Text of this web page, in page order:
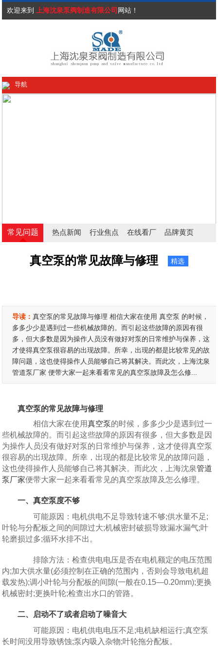
欢迎来到 上海沈泉泵阀制造有限公司 网站！
导航
常见问题 热点新闻 行业焦点 在线看厂 品牌黄页
真空泵的常见故障与修理 精选
导读：真空泵的常见故障与修理 相信大家在使用 真空泵 的时候，
多多少少是遇到过一些机械故障的。而引起这些故障的原因有很
多，但大多数是因为操作人员没有做好对泵的日常维护与保养，这
才使得真空泵很容易的出现故障。所幸，出现的都是比较常见的故
障问题，这也使得操作人员能够自己将其解决。而此次，上海沈泉
管道泵厂家 便带大家一起来看看常见的真空泵故障及怎么修...
真空泵的常见故障与修理
相信大家在使用真空泵的时候，多多少少是遇到过一
些机械故障的。而引起这些故障的原因有很多，但大多数是因
为操作人员没有做好对泵的日常维护与保养，这才使得真空泵
很容易的出现故障。所幸，出现的都是比较常见的故障问题，
这也使得操作人员能够自己将其解决。而此次，上海沈泉管道
泵厂家便带大家一起来看看常见的真空泵故障及怎么修理。
一、真空泵度不够
可能原因：电机供电不足导致转速不够;供水量不足;
叶轮与分配板之间的间隙过大;机械密封破损导致漏水漏气;叶
轮磨损过多;循环水排不出。
排除方法：检查供电电压是否在电机额定的电压范围
内;加大供水量(必须控制在正确的范围内，否则会导致电机超
载发热);调小叶轮与分配板的间隙(一般在0.15—0.20mm);更换
机械密封;更换叶轮;检查出水口的管路。
二、启动不了或者启动了噪音大
可能原因：电机供电电压不足;电机缺相运行;真空泵
长时间没用导致锈蚀;泵内吸入杂物;叶轮拖分配板。